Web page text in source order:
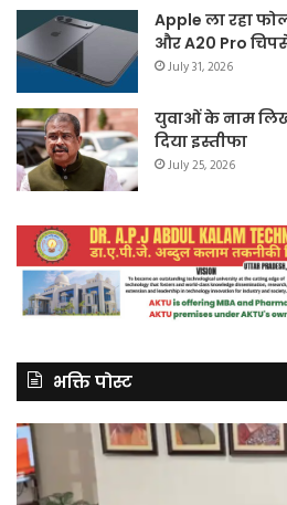
Apple ला रहा
और A20 Pro
July 31, 2026
युवाओं के नाम लिखा
दिया इस्तीफा
July 25, 2026
भक्ति पोस्ट